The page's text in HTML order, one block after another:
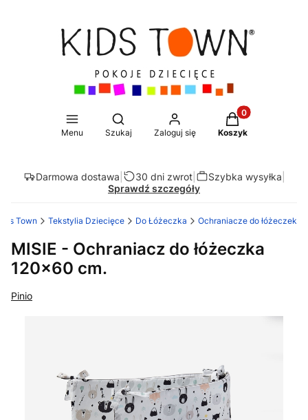
Menu
Otwórz wyszukiwarkę
Szukaj Zaloguj się
Produkty w
Koszyk
Darmowa dostawa 30 dni zwrot| Szybka wysyłka
Sprawdź szczegóły
Town Tekstylia Dziecięce Do Łóżeczka Ochraniacze do łóżeczek
MISIE - Ochraniacz do łóżeczka
120x60 cm.
Pinio